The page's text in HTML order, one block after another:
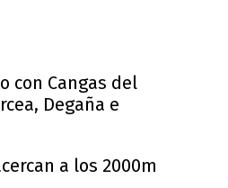
con Cangas del
Degaña e
a los 2000m